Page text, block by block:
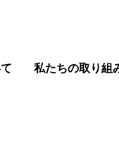
私たちの取り組